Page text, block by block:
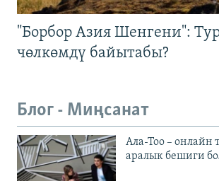
"Борбор Азия Шенгени":
чөлкөмдү байытабы?
Блог - Миңсанат
Ала-Тоо – онлайн
аралык бешиги